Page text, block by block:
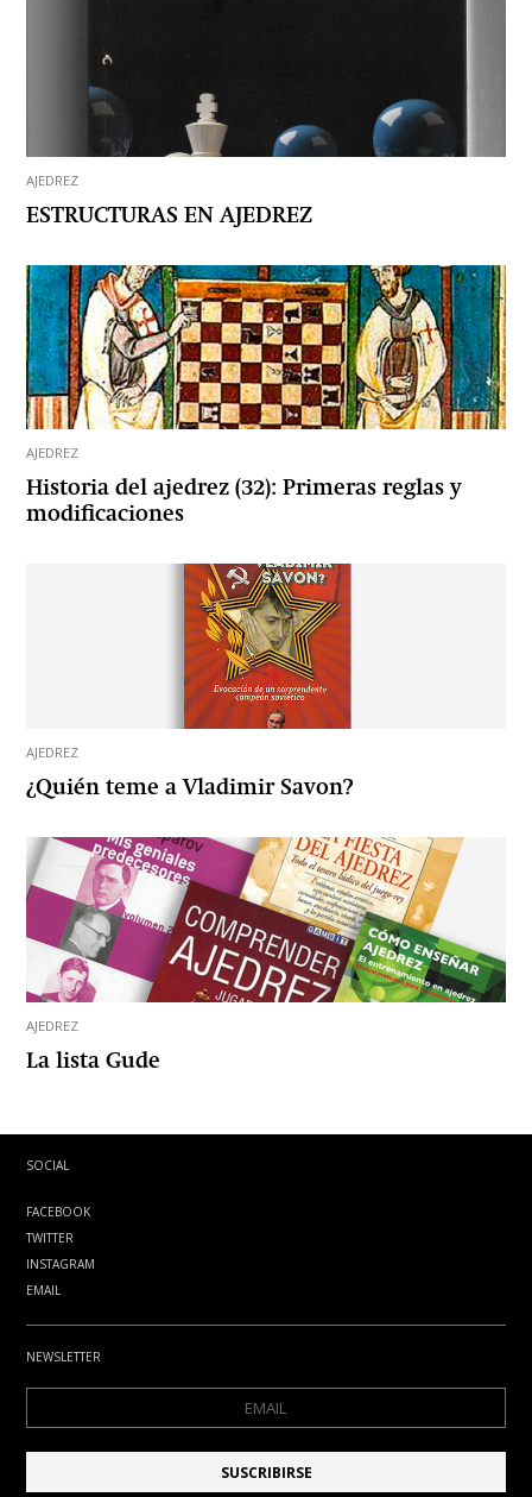
AJEDREZ
ESTRUCTURAS EN AJEDREZ
AJEDREZ
Historia del ajedrez (32): Primeras reglas y
modificaciones
AJEDREZ
¿Quién teme a Vladimir Savon?
AJEDREZ
La lista Gude
SOCIAL
FACEBOOK
TWITTER
INSTAGRAM
EMAIL
NEWSLETTER